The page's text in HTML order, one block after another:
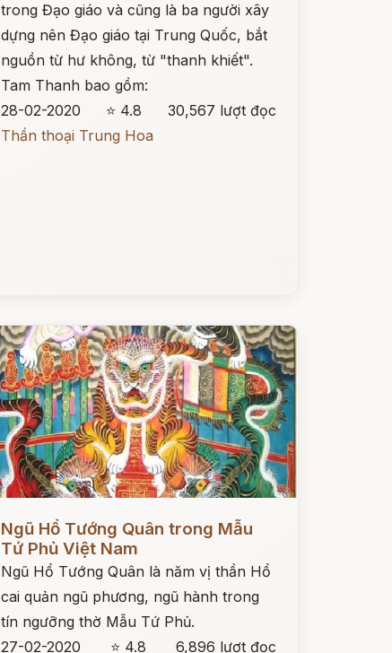
trong Đạo giáo và cũng là ba người xây
dựng nên Đạo giáo tại Trung Quốc, bắt
nguồn từ hư không, từ "thanh khiết".
Tam Thanh bao gồm:
28-02-2020
⭐ 4.8
30,567 lượt đọc
Thần thoại Trung Hoa
Ngũ Hổ Tướng Quân trong Mẫu
Tứ Phủ Việt Nam
Ngũ Hổ Tướng Quân là năm vị thần Hổ
cai quản ngũ phương, ngũ hành trong
tín ngưỡng thờ Mẫu Tứ Phủ.
27-02-2020
⭐ 4.8 6,896 lượt đọc